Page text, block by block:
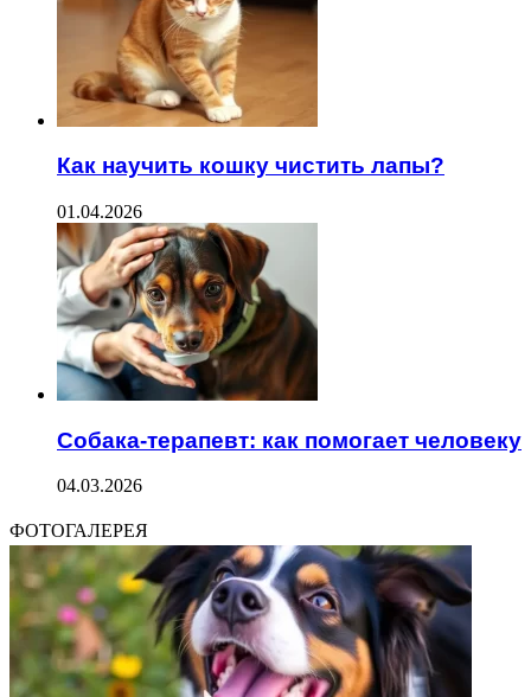
Как научить кошку чистить лапы?
01.04.2026
Собака-терапевт: как помогает человеку
04.03.2026
ФОТОГАЛЕРЕЯ